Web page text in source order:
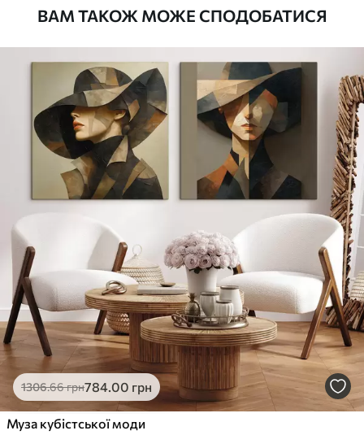
Від392.00грн
Яскраві, насичені кольори
Стійкість до вицвітання
✓Безпечне чорнило без запаху
✗Поверхня з текстурою полотна
Екологічний матеріал
Преміум
грн
✓ Яскраві, насичені кольори
✓ Стійкість до вицвітання
✓ Безпечне чорнило без запаху
✓Поверхня з текстурою полотна
✗Екологічний матеріал
Еко-Преміум
.00 грн
✓ Яскраві, насичені кольори
ВАМ ТАКОЖ МОЖЕ СПОДОБАТИСЯ
1306.66грн784.00 грн
Муза кубістської моди